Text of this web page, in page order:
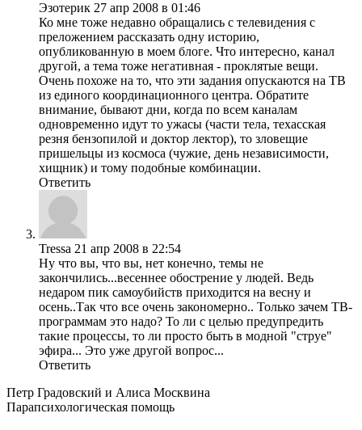
Эзотерик 27 апр 2008 в 01:46
Ко мне тоже недавно обращались с телевидения с
преложением рассказать одну историю,
опубликованную в моем блоге. Что интересно, канал
другой, а тема тоже негативная - проклятые вещи.
Очень похоже на то, что эти задания опускаются на ТВ
из единого координационного центра. Обратите
внимание, бывают дни, когда по всем каналам
одновременно идут то ужасы (части тела, техасская
резня бензопилой и доктор лектор), то зловещие
пришельцы из космоса (чужие, день независимости,
хищник) и тому подобные комбинации.
Ответить
Tressa 21 апр 2008 в 22:54
Ну что вы, что вы, нет конечно, темы не
закончились...весеннее обострение у людей. Ведь
недаром пик самоубийств приходится на весну и
осень..Так что все очень закономерно.. Только зачем ТВ-
программам это надо? То ли с целью предупредить
такие процессы, то ли просто быть в модной "струе"
эфира... Это уже другой вопрос...
Ответить
Петр Градовский и Алиса Москвина
Парапсихологическая помощь